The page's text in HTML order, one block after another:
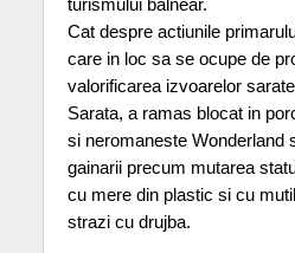
Cat despre actiunile
care in loc sa se ocupe de
valorificarea izvoarelor
Sarata, a ramas blocat in
si neromaneste Wonderland
gainarii precum mutarea
cu mere din plastic si cu
strazi cu drujba.